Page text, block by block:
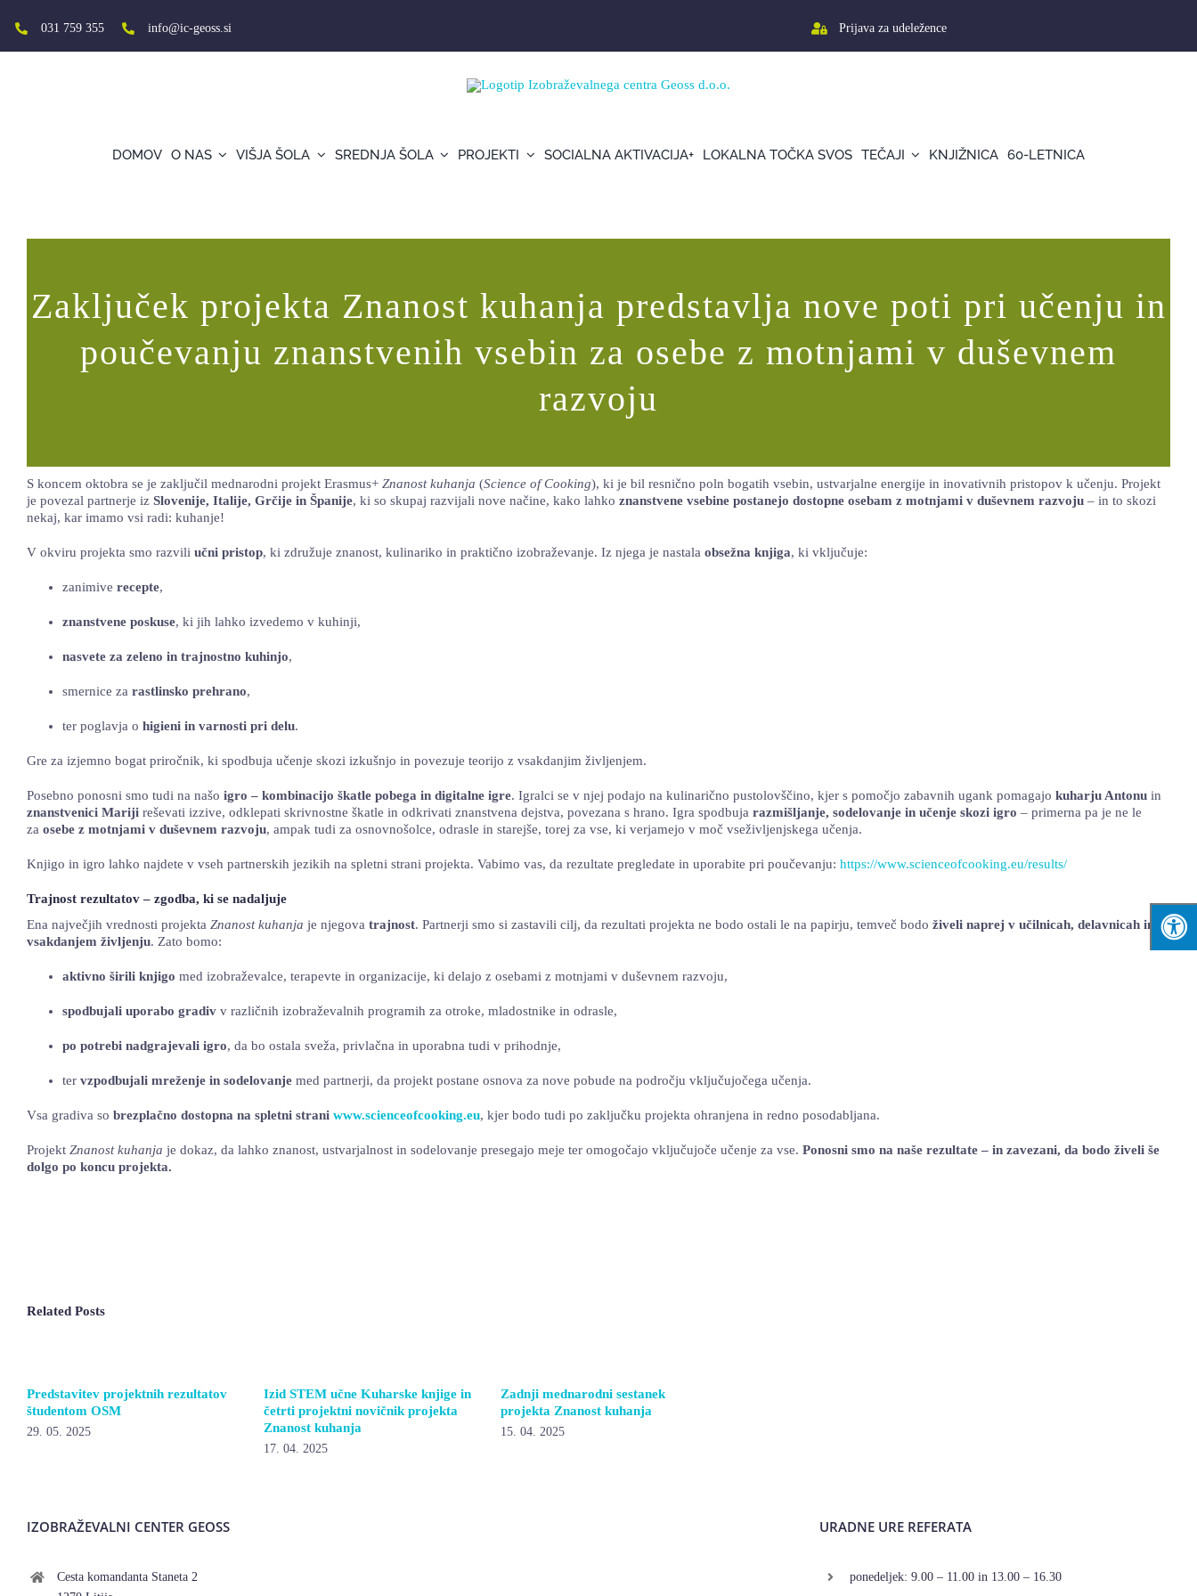
031 759 355 info@ic-geoss.si Prijava za udeležence
DOMOV O NAS VIŠJA ŠOLA SREDNJA ŠOLA PROJEKTI SOCIALNA AKTIVACIJA+ LOKALNA TOČKA SVOS TEČAJI KNJIŽNICA 60-LETNICA
Zaključek projekta Znanost kuhanja predstavlja nove poti pri učenju in
poučevanju znanstvenih vsebin za osebe z motnjami v duševnem
razvoju
S koncem oktobra se je zaključil mednarodni projekt Erasmus+ Znanost kuhanja (Science of Cooking), ki je bil resnično poln bogatih vsebin, ustvarjalne energije in inovativnih pristopov k učenju. Projekt
je povezal partnerje iz Slovenije, Italije, Grčije in Španije, ki so skupaj razvijali nove načine, kako lahko znanstvene vsebine postanejo dostopne osebam z motnjami v duševnem razvoju– in to skozi
nekaj, kar imamo vsi radi: kuhanje!
V okviru projekta smo razvili učni pristop, ki združuje znanost, kulinariko in praktično izobraževanje. Iz njega je nastala obsežna knjiga, ki vključuje:
zanimive recepte,
znanstvene poskuse, ki jih lahko izvedemo v kuhinji,
nasvete za zeleno in trajnostno kuhinjo,
smernice za rastlinsko prehrano,
ter poglavja o higieni in varnosti pri delu.
Gre za izjemno bogat priročnik, ki spodbuja učenje skozi izkušnjo in povezuje teorijo z vsakdanjim življenjem.
Posebno ponosni smo tudi na našo igro – kombinacijo škatle pobega in digitalne igre. Igralci se v njej podajo na kulinarično pustolovščino, kjer s pomočjo zabavnih ugank pomagajo kuharju Antonuin
znanstvenici Marijireševati izzive, odklepati skrivnostne škatle in odkrivati znanstvena dejstva, povezana s hrano. Igra spodbuja razmišljanje, sodelovanje in učenje skozi igro – primerna pa je ne le
za osebe z motnjami v duševnem razvoju, ampak tudi za osnovnošolce, odrasle in starejše, torej za vse, ki verjamejo v moč vseživljenjskega učenja.
Knjigo in igro lahko najdete v vseh partnerskih jezikih na spletni strani projekta. Vabimo vas, da rezultate pregledate in uporabite pri poučevanju: https://www.scienceofcooking.eu/results/
Trajnost rezultatov – zgodba, ki se nadaljuje
Ena največjih vrednosti projekta Znanost kuhanja je njegova trajnost. Partnerji smo si zastavili cilj, da rezultati projekta ne bodo ostali le na papirju, temveč bodo živeli naprej v učilnicah, delavnicah in
vsakdanjem življenju. Zato bomo:
aktivno širili knjigo med izobraževalce, terapevte in organizacije, ki delajo z osebami z motnjami v duševnem razvoju,
spodbujali uporabo gradivv različnih izobraževalnih programih za otroke, mladostnike in odrasle,
po potrebi nadgrajevali igro, da bo ostala sveža, privlačna in uporabna tudi v prihodnje,
ter vzpodbujali mreženje in sodelovanjemed partnerji, da projekt postane osnova za nove pobude na področju vključujočega učenja.
Vsa gradiva so brezplačno dostopna na spletni strani www.scienceofcooking.eu, kjer bodo tudi po zaključku projekta ohranjena in redno posodabljana.
Projekt Znanost kuhanja je dokaz, da lahko znanost, ustvarjalnost in sodelovanje presegajo meje ter omogočajo vključujoče učenje za vse. Ponosni smo na naše rezultate – in zavezani, da bodo živeli še
dolgo po koncu projekta.
Related Posts
Predstavitev projektnih rezultatov
študentom OSM
29. 05. 2025
Izid STEM učne Kuharske knjige in
četrti projektni novičnik projekta
Znanost kuhanja
17. 04. 2025
Zadnji mednarodni sestanek
projekta Znanost kuhanja
15. 04. 2025
IZOBRAŽEVALNI CENTER GEOSS
Cesta komandanta Staneta 2
URADNE URE REFERATA
ponedeljek: 9.00 – 11.00 in 13.00 – 16.30